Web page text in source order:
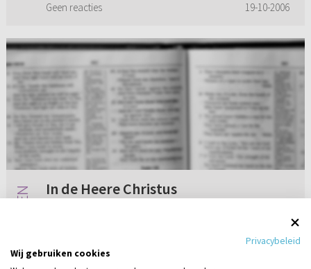
twijfel vaak aan het bestaan...
Geen reacties 19-10-2006
In de Heere Christus
Privacybeleid
Wij gebruiken cookies